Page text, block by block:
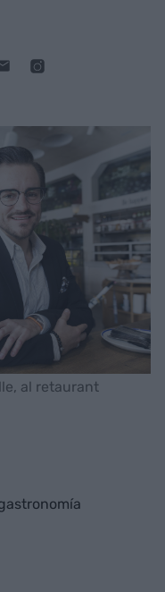
al retaurant